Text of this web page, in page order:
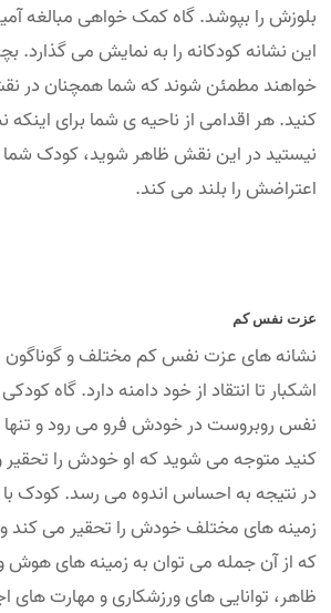
بلوزش را بپوشد. گاه کمک خواهی مبالغه
این نشانه کودکانه را به نمایش می گذارد.
­خواهند مطمئن شوند که شما همچنان در
کنید. هر اقدامی از ناحیه ­ی شما برای
نیستید در این نقش ظاهر شوید، کودک شما
اعتراضش را بلند می کند.
عزت نفس کم
نشانه های عزت نفس کم مختلف و
اشکبار تا انتقاد از خود دامنه دارد. گاه
نفس روبروست در خودش فرو می رود و تنها
کنید متوجه می شوید که او خودش را
در نتیجه به احساس اندوه می رسد. کودک
زمینه های مختلف خودش را تحقیر می
که از آن جمله می توان به زمینه های
ظاهر، توانایی های ورزشکاری و مهارت های